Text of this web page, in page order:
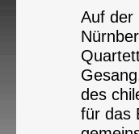
Auf der
des
für das